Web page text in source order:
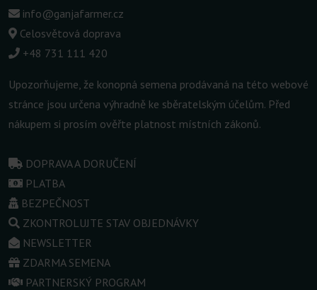
info@ganjafarmer.cz
Celosvětová doprava
+48 731 111 420
Upozorňujeme, že konopná semena prodávaná na této webové
stránce jsou určena výhradně ke sběratelským účelům. Před
nákupem si prosím ověřte platnost místních zákonů.
DOPRAVA A DORUČENÍ
PLATBA
BEZPEČNOST
ZKONTROLUJTE STAV OBJEDNÁVKY
NEWSLETTER
ZDARMA SEMENA
PARTNERSKÝ PROGRAM